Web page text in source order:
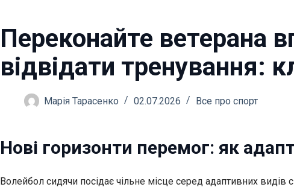
Переконайте ветерана
відвідати тренування:
Марія Тарасенко 02.07.2026 Все про спорт
Нові горизонти перемог: як
Волейбол сидячи посідає чільне місце серед адаптивних